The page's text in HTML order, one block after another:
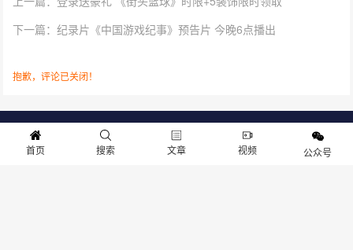
下一篇：纪录片《中国游戏纪事》预告片 今晚6点播出
抱歉，评论已关闭！
关于我们 寻求报道 投稿须知 商务合作 版权申明
联系我们
首页 搜索 文章 视频 公众号